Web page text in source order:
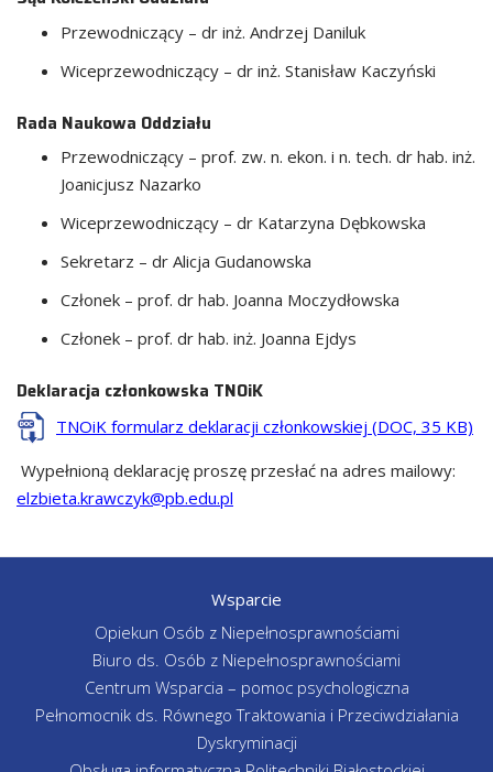
Przewodniczący – dr inż. Andrzej Daniluk
Wiceprzewodniczący – dr inż. Stanisław Kaczyński
Rada Naukowa Oddziału
Przewodniczący – prof. zw. n. ekon. i n. tech. dr hab. inż.
Joanicjusz Nazarko
Wiceprzewodniczący – dr Katarzyna Dębkowska
Sekretarz – dr Alicja Gudanowska
Członek – prof. dr hab. Joanna Moczydłowska
Członek – prof. dr hab. inż. Joanna Ejdys
Deklaracja członkowska TNOiK
TNOiK formularz deklaracji członkowskiej (DOC, 35 KB)
Wypełnioną deklarację proszę przesłać na adres mailowy:
elzbieta.krawczyk@pb.edu.pl
Wsparcie
Opiekun Osób z Niepełnosprawnościami
Biuro ds. Osób z Niepełnosprawnościami
Centrum Wsparcia – pomoc psychologiczna
Pełnomocnik ds. Równego Traktowania i Przeciwdziałania
Dyskryminacji